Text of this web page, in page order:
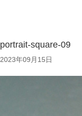
portrait-square-09
2023年09月15日